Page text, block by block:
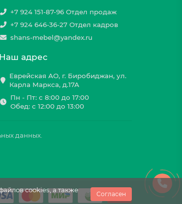
cookies, а также
Согласен
+7 924 151-87-96 Отдел продаж
+7 924 646-36-27 Отдел кадров
shans-mebel@yandex.ru
Наш адрес
Еврейская АО, г. Биробиджан, ул.
Карла Маркса, д.17А
Пн - Пт: с 8:00 до 17:00
Обед: с 12:00 до 13:00
данных.